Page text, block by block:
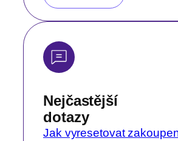
Nejčastější
dotazy
Jak vyresetovat